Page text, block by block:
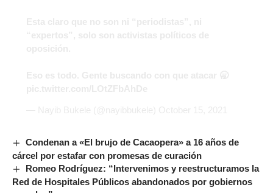
Condenan a «El brujo de Cacaopera» a 16 años de
cárcel por estafar con promesas de curación
Romeo Rodríguez: “Intervenimos y reestructuramos la
Red de Hospitales Públicos abandonados por gobiernos